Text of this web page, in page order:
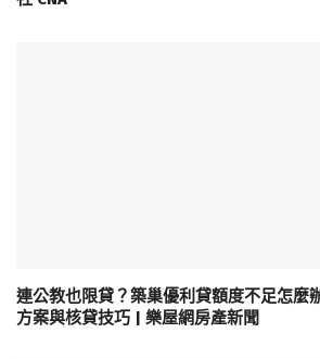
連公教也限貸？築巢優利貸額度不足怎麼
方案與核貸技巧 | 樂屋網房產新聞